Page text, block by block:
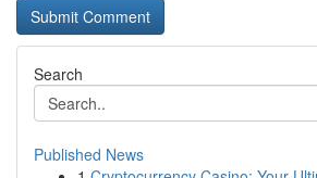
Search
Published News